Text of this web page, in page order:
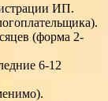
ИП.
(форма 2-
6-12